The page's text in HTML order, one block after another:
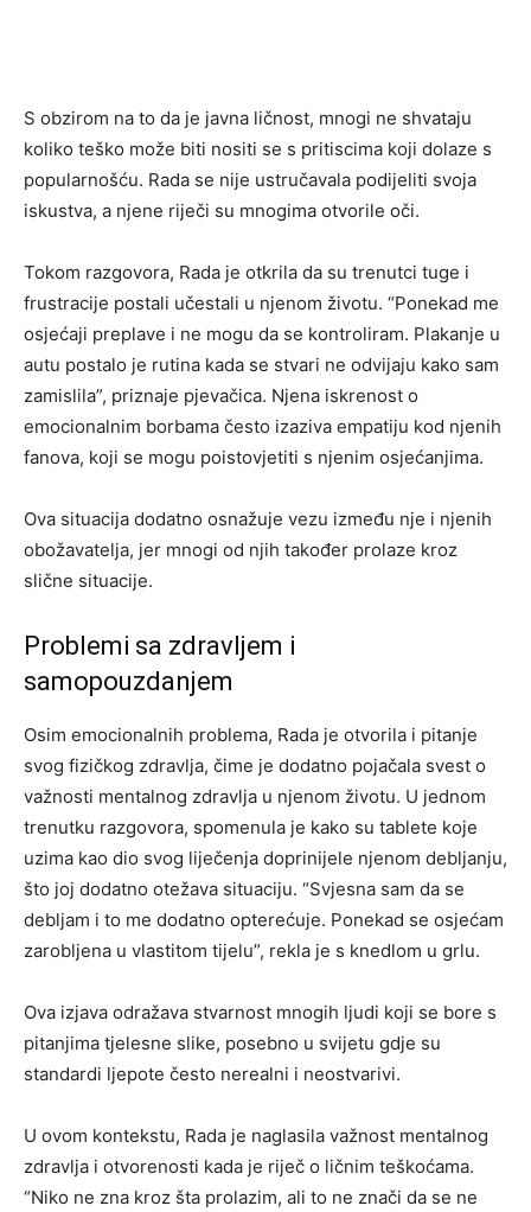
S obzirom na to da je javna ličnost, mnogi ne shvataju
koliko teško može biti nositi se s pritiscima koji dolaze s
popularnošću. Rada se nije ustručavala podijeliti svoja
iskustva, a njene riječi su mnogima otvorile oči.
Tokom razgovora, Rada je otkrila da su trenutci tuge i
frustracije postali učestali u njenom životu. “Ponekad me
osjećaji preplave i ne mogu da se kontroliram. Plakanje u
autu postalo je rutina kada se stvari ne odvijaju kako sam
zamislila”, priznaje pjevačica. Njena iskrenost o
emocionalnim borbama često izaziva empatiju kod njenih
fanova, koji se mogu poistovjetiti s njenim osjećanjima.
Ova situacija dodatno osnažuje vezu između nje i njenih
obožavatelja, jer mnogi od njih također prolaze kroz
slične situacije.
Problemi sa zdravljem i
samopouzdanjem
Osim emocionalnih problema, Rada je otvorila i pitanje
svog fizičkog zdravlja, čime je dodatno pojačala svest o
važnosti mentalnog zdravlja u njenom životu. U jednom
trenutku razgovora, spomenula je kako su tablete koje
uzima kao dio svog liječenja doprinijele njenom debljanju,
što joj dodatno otežava situaciju. “Svjesna sam da se
debljam i to me dodatno opterećuje. Ponekad se osjećam
zarobljena u vlastitom tijelu”, rekla je s knedlom u grlu.
Ova izjava odražava stvarnost mnogih ljudi koji se bore s
pitanjima tjelesne slike, posebno u svijetu gdje su
standardi ljepote često nerealni i neostvarivi.
U ovom kontekstu, Rada je naglasila važnost mentalnog
zdravlja i otvorenosti kada je riječ o ličnim teškoćama.
“Niko ne zna kroz šta prolazim, ali to ne znači da se ne